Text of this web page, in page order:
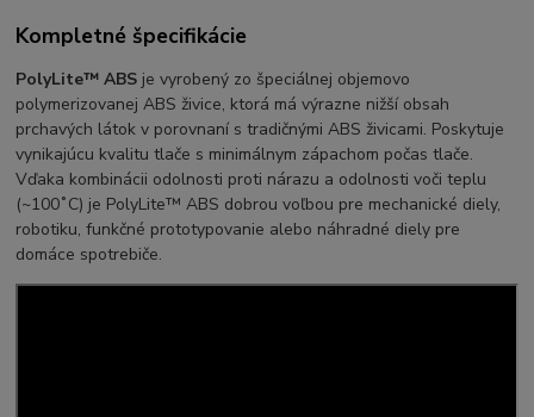
Kompletné špecifikácie
PolyLite™ ABS je vyrobený zo špeciálnej objemovo
polymerizovanej ABS živice, ktorá má výrazne nižší obsah
prchavých látok v porovnaní s tradičnými ABS živicami. Poskytuje
vynikajúcu kvalitu tlače s minimálnym zápachom počas tlače.
Vďaka kombinácii odolnosti proti nárazu a odolnosti voči teplu
(~100˚C) je PolyLite™ ABS dobrou voľbou pre mechanické diely,
robotiku, funkčné prototypovanie alebo náhradné diely pre
domáce spotrebiče.